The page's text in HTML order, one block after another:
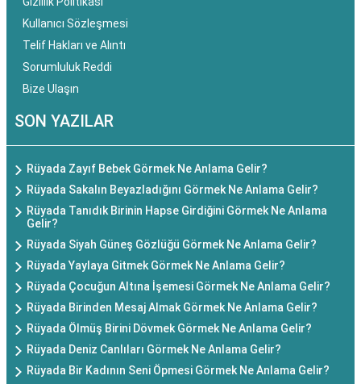
Kullanıcı Sözleşmesi
Telif Hakları ve Alıntı
Sorumluluk Reddi
Bize Ulaşın
SON YAZILAR
Rüyada Zayıf Bebek Görmek Ne Anlama Gelir?
Rüyada Sakalın Beyazladığını Görmek Ne Anlama Gelir?
Rüyada Tanıdık Birinin Hapse Girdiğini Görmek Ne Anlama
Gelir?
Rüyada Siyah Güneş Gözlüğü Görmek Ne Anlama Gelir?
Rüyada Yaylaya Gitmek Görmek Ne Anlama Gelir?
Rüyada Çocuğun Altına İşemesi Görmek Ne Anlama Gelir?
Rüyada Birinden Mesaj Almak Görmek Ne Anlama Gelir?
Rüyada Ölmüş Birini Dövmek Görmek Ne Anlama Gelir?
Rüyada Deniz Canlıları Görmek Ne Anlama Gelir?
Rüyada Bir Kadının Seni Öpmesi Görmek Ne Anlama Gelir?